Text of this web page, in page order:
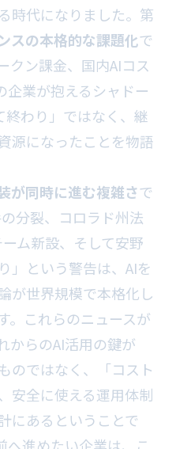
時代になりました。第
スの本格的な課題化で
ン課金、国内AIコス
企業が抱えるシャドー
終わり」ではなく、継
源になったことを物語
が同時に進む複雑さで
分裂、コロラド州法
ム新設、そして安野
」という警告は、AIを
が世界規模で本格化し
。これらのニュースが
からのAI活用の鍵が
のではなく、「コスト
安全に使える運用体制
にあるということで